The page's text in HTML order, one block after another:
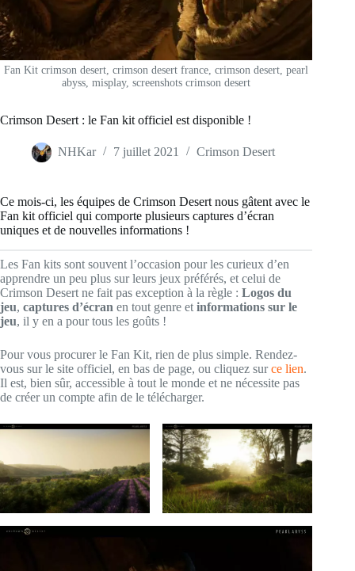
Fan Kit crimson desert, crimson desert france, crimson desert, pearl
abyss, misplay, screenshots crimson desert
Crimson Desert : le Fan kit officiel est disponible !
NHKar 7 juillet 2021 Crimson Desert
Ce mois-ci, les équipes de Crimson Desert nous gâtent avec le
Fan kit officiel qui comporte plusieurs captures d’écran
uniques et de nouvelles informations !
Les Fan kits sont souvent l’occasion pour les curieux d’en
apprendre un peu plus sur leurs jeux préférés, et celui de
Crimson Desert ne fait pas exception à la règle : Logos du
jeu, captures d’écran en tout genre et informations sur le
jeu, il y en a pour tous les goûts !
Pour vous procurer le Fan Kit, rien de plus simple. Rendez-
vous sur le site officiel, en bas de page, ou cliquez surce lien.
Il est, bien sûr, accessible à tout le monde et ne nécessite pas
de créer un compte afin de le télécharger.